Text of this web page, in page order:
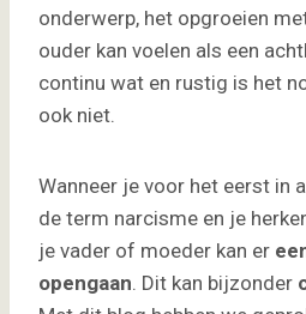
onderwerp, het opgroeien
ouder kan voelen als een
continu wat en rustig is het
ook niet.
Wanneer je voor het eerst in
de term narcisme en je
je vader of moeder kan er
opengaan. Dit kan bijzonder